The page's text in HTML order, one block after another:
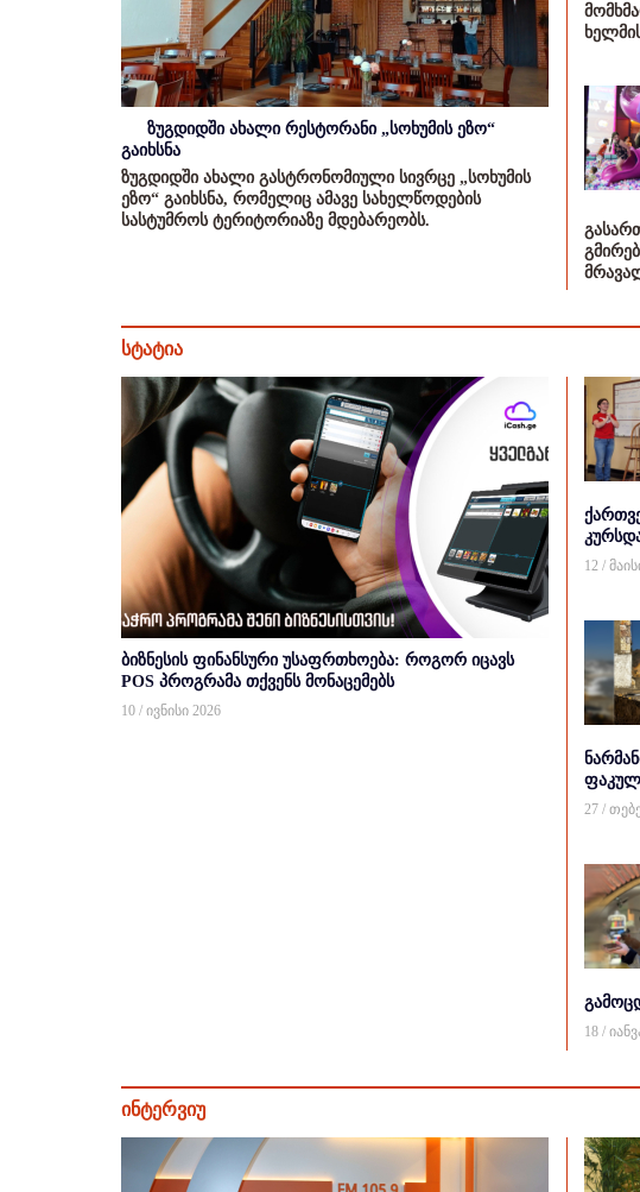
ზუგდიდში ახალი რესტორანი „სოხუმის ეზო“
გაიხსნა
ზუგდიდში ახალი გასტრონომიული სივრცე „სოხუმის
ეზო“ გაიხსნა, რომელიც ამავე სახელწოდების
სასტუმროს ტერიტორიაზე მდებარეობს.
სტატია
ბიზნესის ფინანსური უსაფრთხოება: როგორ იცავს
POS პროგრამა თქვენს მონაცემებს
10 / ივნისი 2026
12 /
27 /
18 /
ინტერვიუ